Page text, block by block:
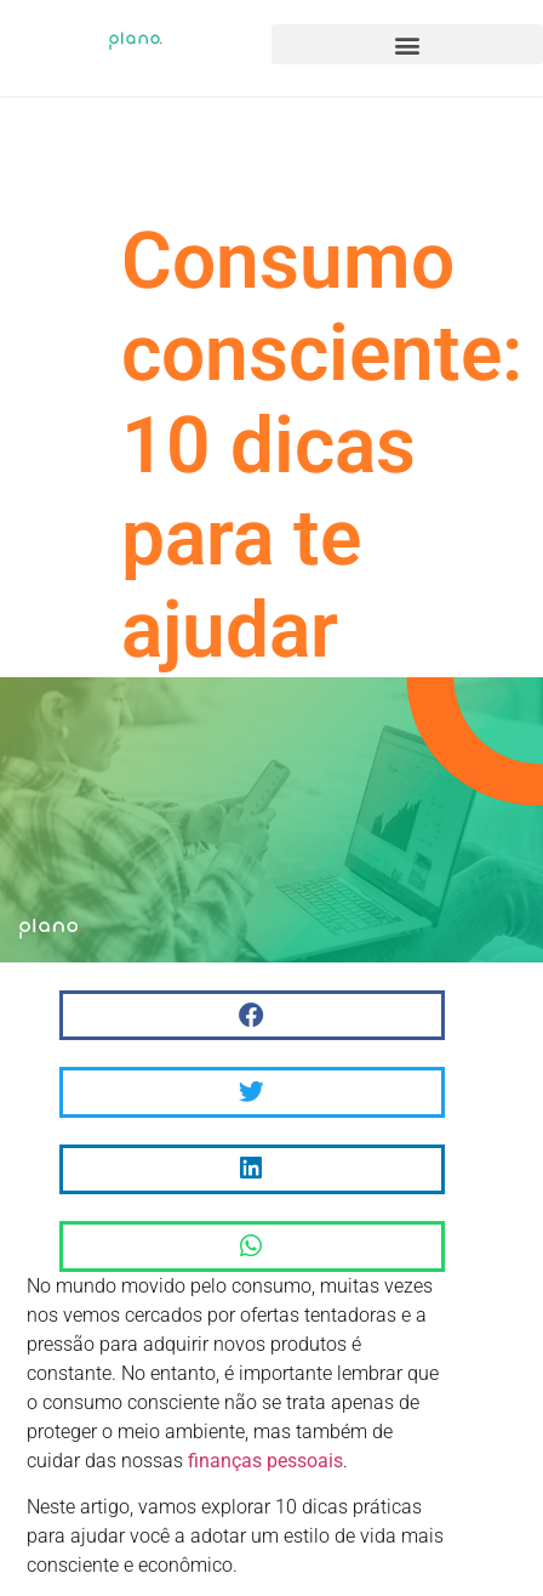
Consumo
consciente:
10 dicas
para te
ajudar
No mundo movido pelo consumo, muitas vezes
nos vemos cercados por ofertas tentadoras e a
pressão para adquirir novos produtos é
constante. No entanto, é importante lembrar que
o consumo consciente não se trata apenas de
proteger o meio ambiente, mas também de
cuidar das nossasfinanças pessoais.
Neste artigo, vamos explorar 10 dicas práticas
para ajudar você a adotar um estilo de vida mais
consciente e econômico.